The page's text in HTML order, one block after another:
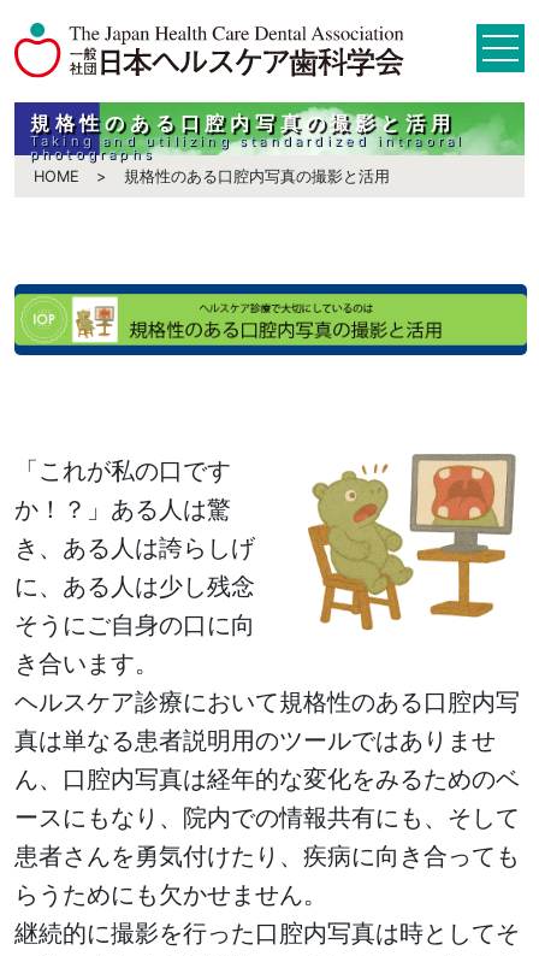
規格性のある口腔内写真の撮影と活用
Taking and utilizing standardized intraoral
photographs
HOME 規格性のある口腔内写真の撮影と活用
「これが私の口です
か！？」ある人は驚
き、ある人は誇らしげ
に、ある人は少し残念
そうにご自身の口に向
き合います。
ヘルスケア診療において規格性のある口腔内写
真は単なる患者説明用のツールではありませ
ん、口腔内写真は経年的な変化をみるためのベ
ースにもなり、院内での情報共有にも、そして
患者さんを勇気付けたり、疾病に向き合っても
らうためにも欠かせません。
継続的に撮影を行った口腔内写真は時としてそ